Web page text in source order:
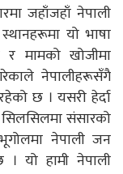
जहाँजहाँ नेपाली
यो भाषा
मामको खोजीमा
नेपालीहरूसँगै
छ । यसरी हेर्दा
सिलसिलमा संसारको
नेपाली जन
। यो हामी नेपाली